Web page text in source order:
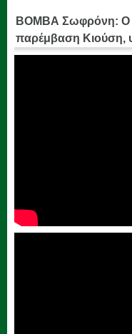
ΒΟΜΒΑ Σωφρόνη: Ο
παρέμβαση Κιούση,